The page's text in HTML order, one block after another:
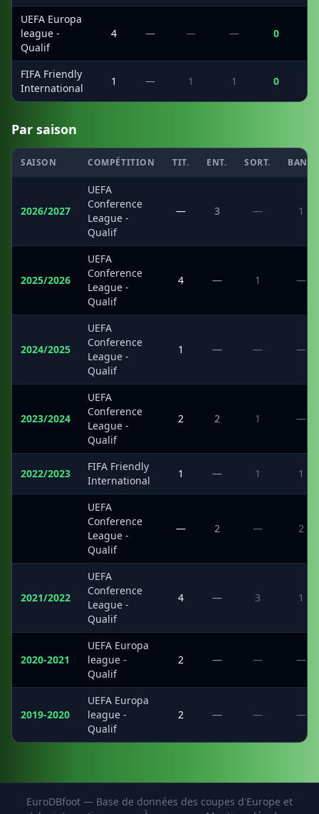
UEFA Europa
league -
Qualif
4 — — — 0
FIFA Friendly
International
1 — 1 1 0
Par saison
SAISON COMPÉTITION TIT. ENT. SORT. BANC
2026/2027
UEFA
Conference
League -
Qualif
— 3 — 1
2025/2026
UEFA
Conference
League -
Qualif
4 — 1 —
2024/2025
UEFA
Conference
League -
Qualif
1 — — —
2023/2024
UEFA
Conference
League -
Qualif
2 2 1 —
2022/2023
FIFA Friendly
International
1 — 1 1
UEFA
Conference
League -
Qualif
— 2 — 2
2021/2022
UEFA
Conference
League -
Qualif
4 — 3 1
2020-2021
UEFA Europa
league -
Qualif
2 — — —
2019-2020
UEFA Europa
league -
Qualif
2 — — —
EuroDBfoot — Base de données des coupes d'Europe et